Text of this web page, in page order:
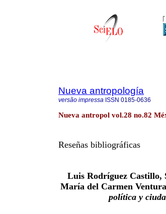
Nueva antropología
versão impressa ISSN 0185-0636
Nueva antropol vol.28 no.82
Reseñas bibliográficas
Luis Rodríguez Castillo,
María del Carmen
política y